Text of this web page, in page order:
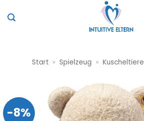
Inhalt
Start » Spielzeug » Kuscheltiere
-8%